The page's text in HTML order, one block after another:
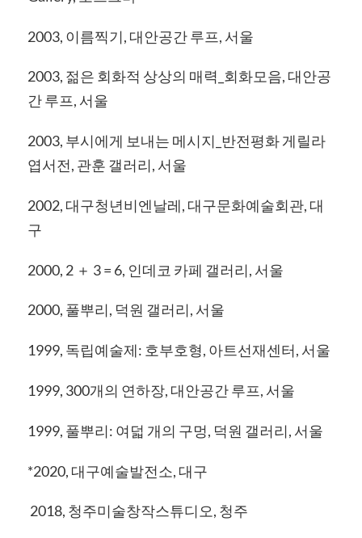
2003, 이름찍기, 대안공간 루프, 서울
2003, 젊은 회화적 상상의 매력_회화모음, 대안공
간 루프, 서울
2003, 부시에게 보내는 메시지_반전평화 게릴라
엽서전, 관훈 갤러리, 서울
2002, 대구청년비엔날레, 대구문화예술회관, 대
구
2000, 2 ＋ 3 = 6, 인데코 카페 갤러리, 서울
2000, 풀뿌리, 덕원 갤러리, 서울
1999, 독립예술제: 호부호형, 아트선재센터, 서울
1999, 300개의 연하장, 대안공간 루프, 서울
1999, 풀뿌리: 여덟 개의 구멍, 덕원 갤러리, 서울
*2020, 대구예술발전소, 대구
2018, 청주미술창작스튜디오, 청주